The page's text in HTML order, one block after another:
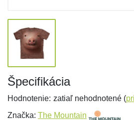
Špecifikácia
Hodnotenie: zatiaľ nehodnotené (
Značka: The Mountain